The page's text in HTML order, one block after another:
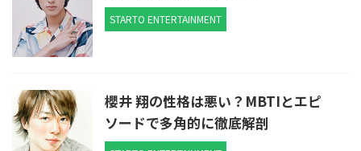
STARTO ENTERTAINMENT
櫻井 翔の性格は悪い？MBTIとエピ
ソードで多角的に徹底解剖